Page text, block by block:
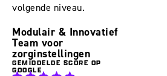
volgende niveau.
Modulair & Innovatief
Team voor
zorginstellingen
GEMIDDELDE SCORE OP
GOOGLE